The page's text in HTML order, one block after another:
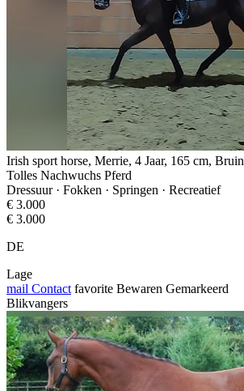
Irish sport horse, Merrie, 4 Jaar, 165 cm, Bruin
Tolles Nachwuchs Pferd
Dressuur · Fokken · Springen · Recreatief
€ 3.000
€ 3.000
DE
Lage
mail Contact favorite Bewaren Gemarkeerd
Blikvangers